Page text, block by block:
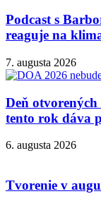
Podcast s
reaguje na
7. augusta 2026
Deň
tento rok dáva
6. augusta 2026
Tvorenie v